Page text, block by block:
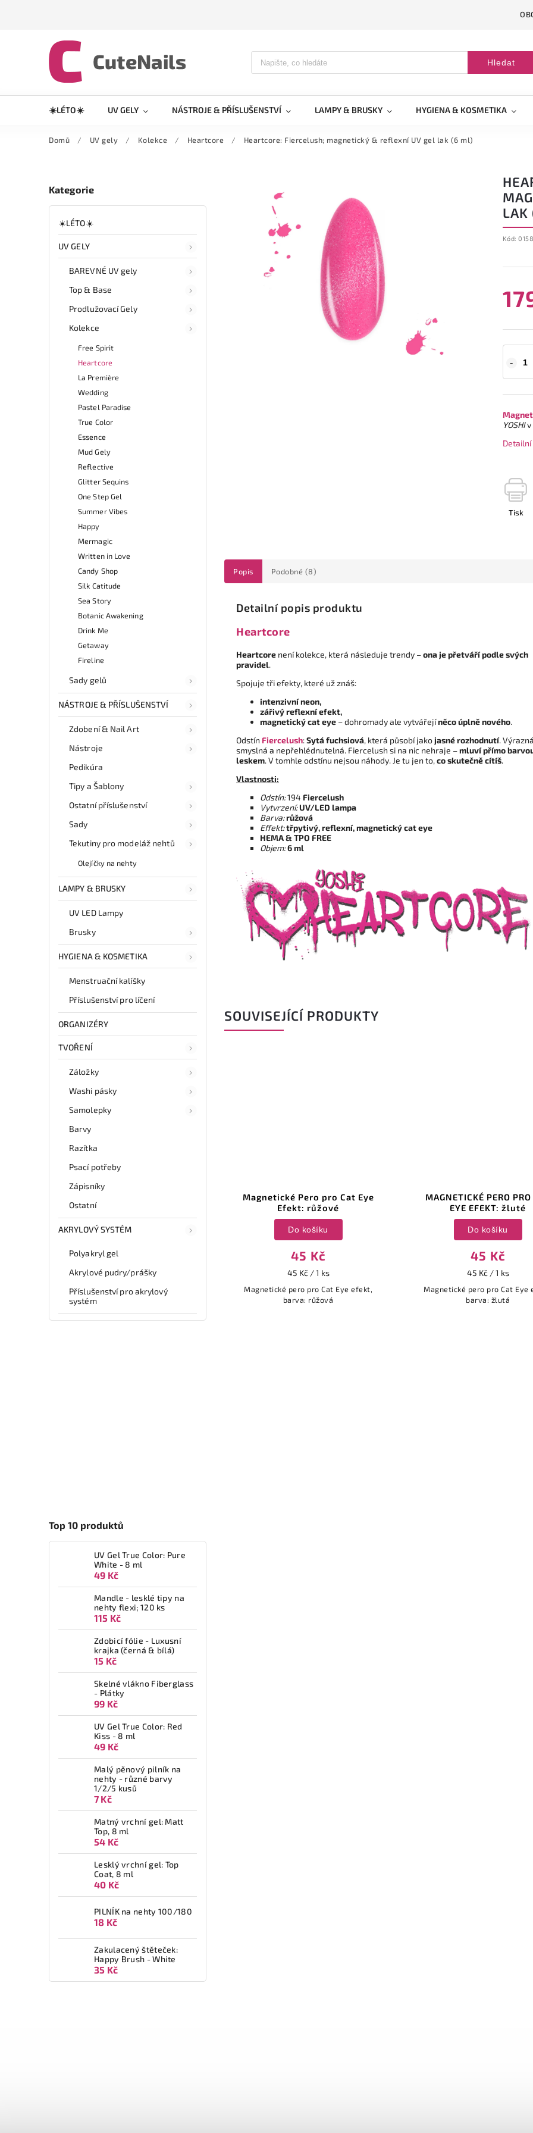
Hledat
☀️LÉTO☀️ UV GELY NÁSTROJE & PŘÍSLUŠENSTVÍ LAMPY & BRUSKY HYGIENA & KOSMETIKA
Domů / UV gely / Kolekce / Heartcore / Heartcore: Fiercelush; magnetický & reflexní UV gel lak (6 ml)
Kategorie
☀️LÉTO☀️
UV GELY
BAREVNÉ UV gely
Top & Base
Prodlužovací Gely
Kolekce
Free Spirit
Heartcore
La Première
Wedding
Pastel Paradise
True Color
Essence
Mud Gely
Reflective
Glitter Sequins
One Step Gel
Summer Vibes
Happy
Mermagic
Written in Love
Candy Shop
Silk Catitude
Sea Story
Botanic Awakening
Drink Me
Getaway
Fireline
Sady gelů
NÁSTROJE & PŘÍSLUŠENSTVÍ
Zdobení & Nail Art
Nástroje
Pedikúra
Tipy a Šablony
Ostatní příslušenství
Sady
Tekutiny pro modeláž nehtů
Olejíčky na nehty
LAMPY & BRUSKY
UV LED Lampy
Brusky
HYGIENA & KOSMETIKA
Menstruační kalíšky
Příslušenství pro líčení
ORGANIZÉRY
TVOŘENÍ
Záložky
Washi pásky
Samolepky
Barvy
Razítka
Psací potřeby
Zápisníky
Ostatní
AKRYLOVÝ SYSTÉM
Polyakryl gel
Akrylové pudry/prášky
Příslušenství pro akrylový
systém
Top 10 produktů
UV Gel True Color: Pure
White - 8 ml
49 Kč
Mandle - lesklé tipy na
nehty flexi; 120 ks
115 Kč
Zdobicí fólie - Luxusní
krajka (černá & bílá)
15 Kč
Skelné vlákno Fiberglass
- Plátky
99 Kč
UV Gel True Color: Red
Kiss - 8 ml
49 Kč
Malý pěnový pilník na
nehty - různé barvy
1/2/5 kusů
7 Kč
Matný vrchní gel: Matt
Top, 8 ml
54 Kč
Lesklý vrchní gel: Top
Coat, 8 ml
40 Kč
PILNÍK na nehty 100/180
18 Kč
Zakulacený štěteček:
Happy Brush - White
35 Kč
LAK
Kód:
YOSHIv
Tisk
Popis Podobné (8)
Detailní popis produktu
Heartcore
Heartcore není kolekce, která následuje trendy –ona je přetváří podle svých
pravidel.
Spojuje tři efekty, které už znáš:
intenzivní neon,
zářivý reflexní efekt,
magnetický cat eye – dohromady ale vytvářejíněco úplně nového.
Odstín Fiercelush:Sytá fuchsiová, která působí jako jasné rozhodnutí.
smyslná a nepřehlédnutelná. Fiercelush si na nic nehraje –mluví přímo
leskem. V tomhle odstínu nejsou náhody. Je tu jen to,co skutečně cítíš.
Vlastnosti:
Odstín:194 Fiercelush
Vytvrzení:UV/LED lampa
Barva:růžová
Effekt:třpytivý, reflexní, magnetický cat eye
HEMA & TPO FREE
Objem:6 ml
SOUVISEJÍCÍ PRODUKTY
65 Kč
65 Kč / 1 ks
Do košíku
Magnetické pero pro Cat Eye
efekt, barva: černá
Magnetické Pero pro Cat Eye
Efekt: růžové
45 Kč
45 Kč / 1 ks
Do košíku
Magnetické pero pro Cat Eye efekt,
barva: růžová
MAGNETICKÉ PERO PRO
EYE EFEKT: žluté
45 Kč
45 Kč / 1 ks
Do košíku
Magnetické pero pro Cat Eye
barva: žlutá